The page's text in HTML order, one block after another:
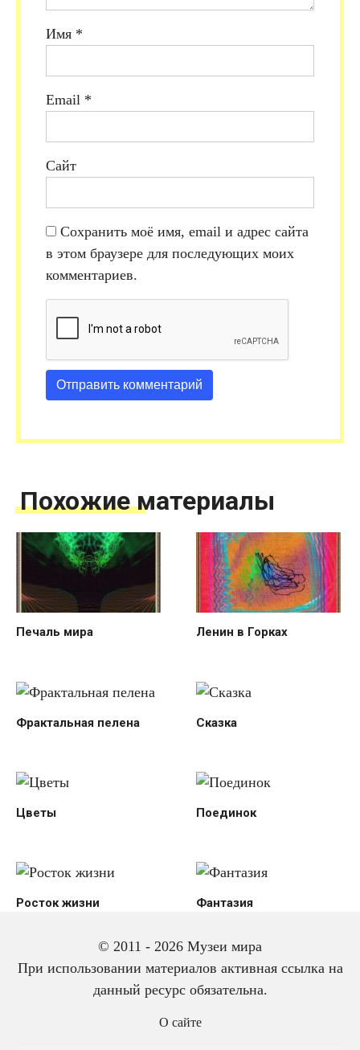
Имя *
Email *
Сайт
Сохранить моё имя, email и адрес сайта
в этом браузере для последующих моих
комментариев.
Похожие материалы
Печаль мира Ленин в Горках
Фрактальная пелена Сказка
Цветы Поединок
Росток жизни Фантазия
© 2011 - 2026 Музеи мира
При использовании материалов активная ссылка на
данный ресурс обязательна.
О сайте